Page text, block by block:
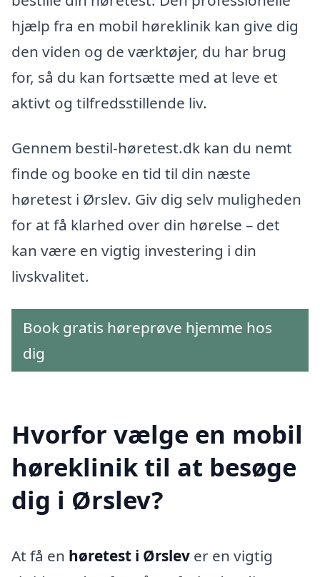
hjælp fra en mobil høreklinik kan give dig
den viden og de værktøjer, du har brug
for, så du kan fortsætte med at leve et
aktivt og tilfredsstillende liv.
Gennem bestil-høretest.dk kan du nemt
finde og booke en tid til din næste
høretest i Ørslev. Giv dig selv muligheden
for at få klarhed over din hørelse – det
kan være en vigtig investering i din
livskvalitet.
Book gratis høreprøve hjemme hos
dig
Hvorfor vælge en mobil
høreklinik til at besøge
dig i Ørslev?
At få en høretest i Ørslev er en vigtig